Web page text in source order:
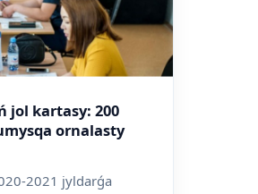
jol kartasy: 200
ornalasty
2021 jyldarǵa